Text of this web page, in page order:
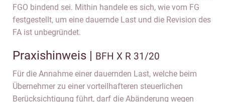
FGO bindend sei. Mithin handele es sich, wie vom FG
festgestellt, um eine dauernde Last und die Revision des
FA ist unbegründet.
Praxishinweis | BFH X R 31/20
Für die Annahme einer dauernden Last, welche beim
Übernehmer zu einer vorteilhafteren steuerlichen
Berücksichtigung führt, darf die Abänderung wegen